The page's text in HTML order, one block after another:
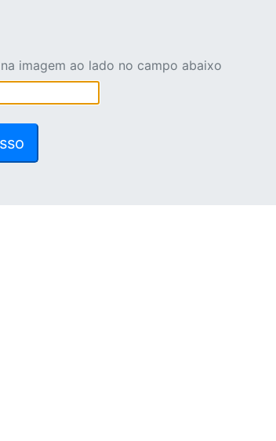
imagem ao lado no campo abaixo